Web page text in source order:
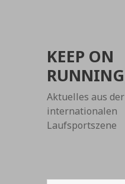
KEEP ON
RUNNING
Aktuelles aus der
internationalen
Laufsportszene